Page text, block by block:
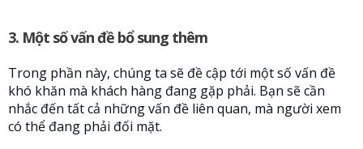
3. Một số vấn đề bổ sung thêm
Trong phần này, chúng ta sẽ đề cập tới một số vấn đề
khó khăn mà khách hàng đang gặp phải. Bạn sẽ cần
nhắc đến tất cả những vấn đề liên quan, mà người xem
có thể đang phải đối mặt.